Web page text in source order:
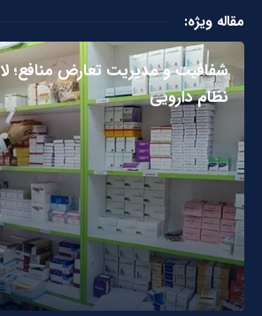
مقاله ویژه:
شفافیت و مدیریت تعارض منافع؛
نظام دارویی